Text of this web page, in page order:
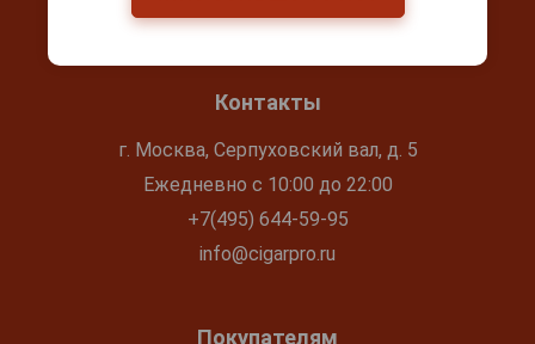
Контакты
г. Москва, Серпуховский вал, д. 5
Ежедневно с 10:00 до 22:00
+7(495) 644-59-95
info@cigarpro.ru
Покупателям